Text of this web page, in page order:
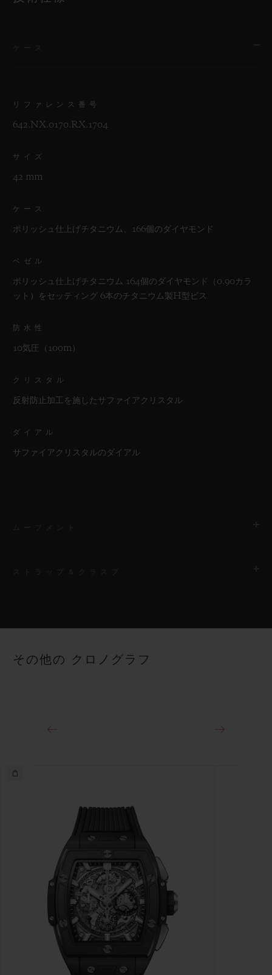
リファレンス番号
642.NX.0170.RX.1704
サイズ
42 mm
ケース
ポリッシュ仕上げチタニウム、166個のダイヤモンド
ベゼル
ポリッシュ仕上げチタニウム 164個のダイヤモンド（0.90カラ
ット）をセッティング 6本のチタニウム製H型ビス
防水性
10気圧（100m）
クリスタル
反射防止加工を施したサファイアクリスタル
ダイアル
サファイアクリスタルのダイアル
50時間
ストラップ
その他の クロノグラフ